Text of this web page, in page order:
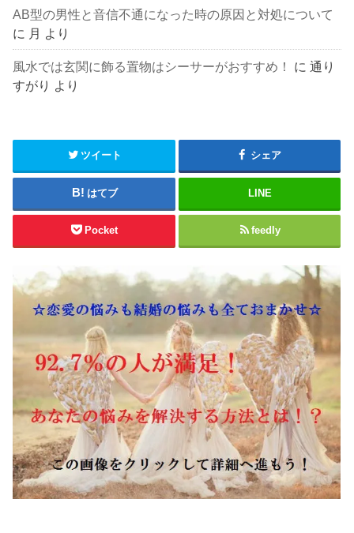
AB型の男性と音信不通になった時の原因と対処について
に 月 より
風水では玄関に飾る置物はシーサーがおすすめ！ に通り
すがり
より
ツイート シェア
はてブ LINE
Pocket feedly